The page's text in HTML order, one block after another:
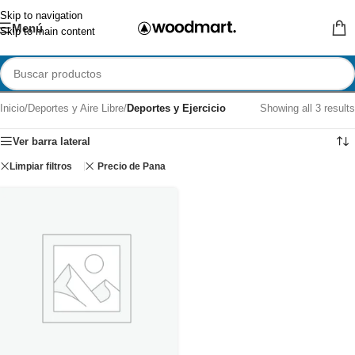
Skip to navigation
Skip to main content
Menú
Inicio/Deportes y Aire Libre/Deportes y Ejercicio Showing all 3 results
Ver barra lateral
Limpiar filtros Precio de Pana